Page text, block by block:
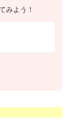
みよう！